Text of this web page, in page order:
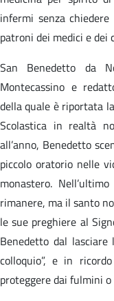
infermi senza
patroni dei medici e
San Benedetto da
Montecassino e
della quale è riportata
Scolastica in realtà
all’anno, Benedetto
piccolo oratorio nelle
monastero.
rimanere, ma il santo
le sue preghiere al
Benedetto dal lasciare
colloquio”, e in
proteggere dai fulmini